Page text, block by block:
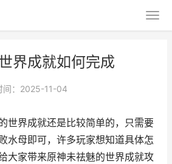
界成就如何完成
间：2025-11-04
界成就还是比较简单的，只需要
水母即可，许多玩家想知道具体怎
大家带来原神未祛魅的世界成就攻